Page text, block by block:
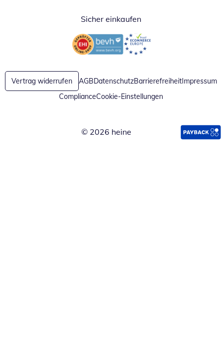
Sicher einkaufen
Öffnet in neuem FensterÖffnet in neuem Fenster
Vertrag widerrufen AGBDatenschutzBarrierefreiheitImpressum
ComplianceCookie-Einstellungen
© 2026 heine